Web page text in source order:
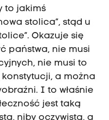
to jakimś
stolica”, stąd u
Okazuje się
państwa, nie musi
nie musi to
a można
I to właśnie
jest taką
niby oczywistą, a